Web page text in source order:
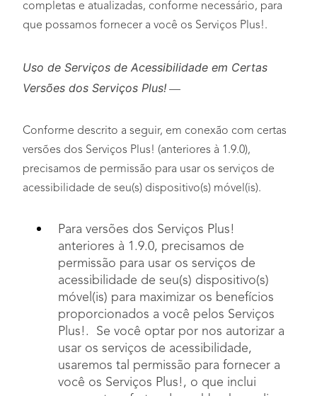
completas e atualizadas, conforme necessário, para
que possamos fornecer a você os Serviços Plus!.
Uso de Serviços de Acessibilidade em Certas
Versões dos Serviços Plus! —
Conforme descrito a seguir, em conexão com certas
versões dos Serviços Plus! (anteriores à 1.9.0),
precisamos de permissão para usar os serviços de
acessibilidade de seu(s) dispositivo(s) móvel(is).
Para versões dos Serviços Plus!
anteriores à 1.9.0, precisamos de
permissão para usar os serviços de
acessibilidade de seu(s) dispositivo(s)
móvel(is) para maximizar os benefícios
proporcionados a você pelos Serviços
Plus!. Se você optar por nos autorizar a
usar os serviços de acessibilidade,
usaremos tal permissão para fornecer a
você os Serviços Plus!, o que inclui